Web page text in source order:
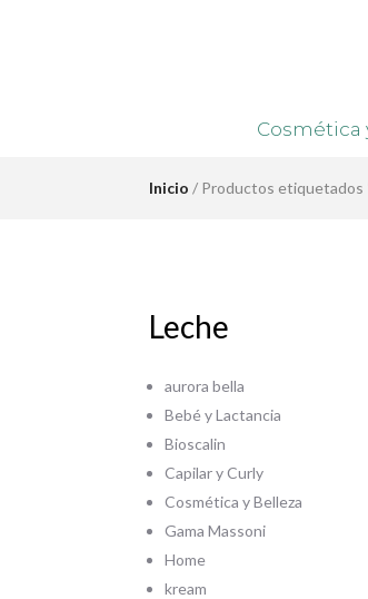
Cosmética
Inicio / Productos etiquetados
Leche
aurora bella
Bebé y Lactancia
Bioscalin
Capilar y Curly
Cosmética y Belleza
Gama Massoni
Home
kream